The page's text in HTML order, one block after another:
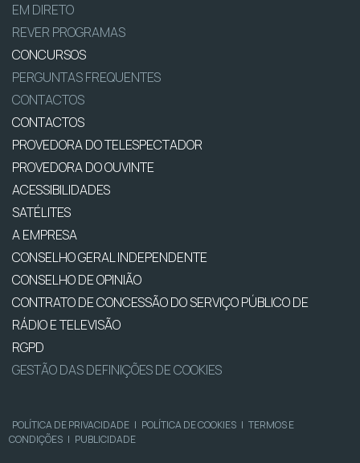
EM DIRETO
REVER PROGRAMAS
CONCURSOS
PERGUNTAS FREQUENTES
CONTACTOS
CONTACTOS
PROVEDORA DO TELESPECTADOR
PROVEDORA DO OUVINTE
ACESSIBILIDADES
SATÉLITES
A EMPRESA
CONSELHO GERAL INDEPENDENTE
CONSELHO DE OPINIÃO
CONTRATO DE CONCESSÃO DO SERVIÇO PÚBLICO DE
RÁDIO E TELEVISÃO
RGPD
GESTÃO DAS DEFINIÇÕES DE COOKIES
POLÍTICA DE PRIVACIDADE | POLÍTICA DE COOKIES | TERMOS E
CONDIÇÕES | PUBLICIDADE